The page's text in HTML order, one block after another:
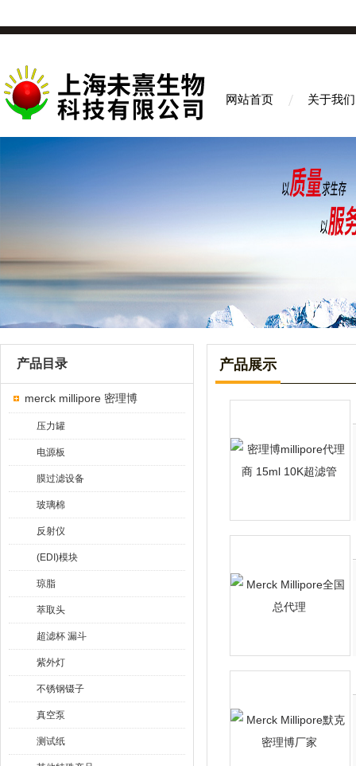
网站首页 关于我们
产品目录
merck millipore 密理博
压力罐
电源板
膜过滤设备
玻璃棉
反射仪
(EDI)模块
琼脂
萃取头
超滤杯 漏斗
紫外灯
不锈钢镊子
真空泵
测试纸
产品展示